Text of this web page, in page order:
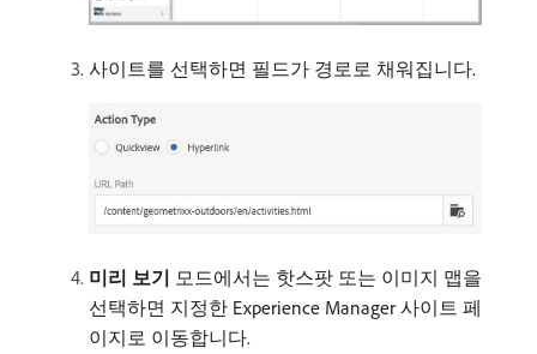
사이트를 선택하면 필드가 경로로 채워집니다.
미리 보기 모드에서는 핫스팟 또는 이미지 맵을
선택하면 지정한 Experience Manager 사이트 페
이지로 이동합니다.